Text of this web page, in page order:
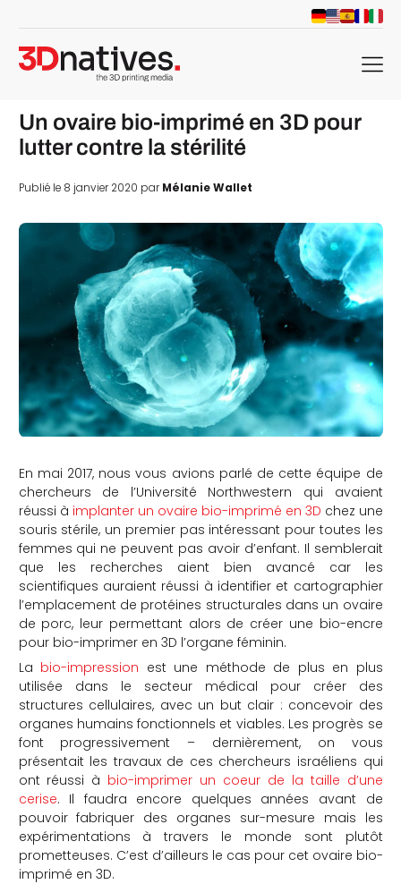
menu
Un ovaire bio-imprimé en 3D pour
lutter contre la stérilité
Publié le 8 janvier 2020 parMélanie Wallet
En mai 2017, nous vous avions parlé de cette équipe de
chercheurs de l’Université Northwestern qui avaient
réussi à implanter un ovaire bio-imprimé en 3D chez une
souris stérile, un premier pas intéressant pour toutes les
femmes qui ne peuvent pas avoir d’enfant. Il semblerait
que les recherches aient bien avancé car les
scientifiques auraient réussi à identifier et cartographier
l’emplacement de protéines structurales dans un ovaire
de porc, leur permettant alors de créer une bio-encre
pour bio-imprimer en 3D l’organe féminin.
La bio-impression est une méthode de plus en plus
utilisée dans le secteur médical pour créer des
structures cellulaires, avec un but clair : concevoir des
organes humains fonctionnels et viables. Les progrès se
font progressivement – dernièrement, on vous
présentait les travaux de ces chercheurs israéliens qui
ont réussi à bio-imprimer un coeur de la taille d’une
cerise. Il faudra encore quelques années avant de
pouvoir fabriquer des organes sur-mesure mais les
expérimentations à travers le monde sont plutôt
prometteuses. C’est d’ailleurs le cas pour cet ovaire bio-
imprimé en 3D.